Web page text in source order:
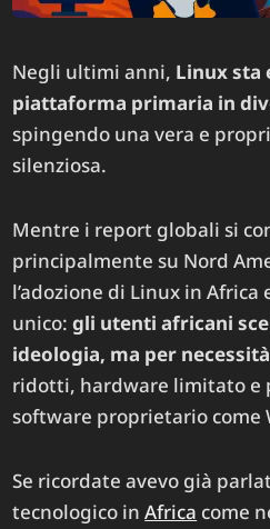
Negli ultimi anni, Linux sta
piattaforma primaria in
spingendo una vera e
silenziosa.
Mentre i report globali si
principalmente su Nord
l’adozione di Linux in
unico:gli utenti africani
ideologia, ma per
ridotti, hardware limitato e
software proprietario come
Se ricordate avevo già
tecnologico inAfrica come